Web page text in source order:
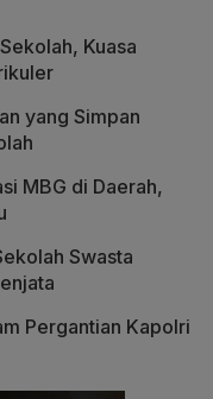
Kuasa
yang Simpan
MBG di Daerah,
Swasta
Pergantian Kapolri